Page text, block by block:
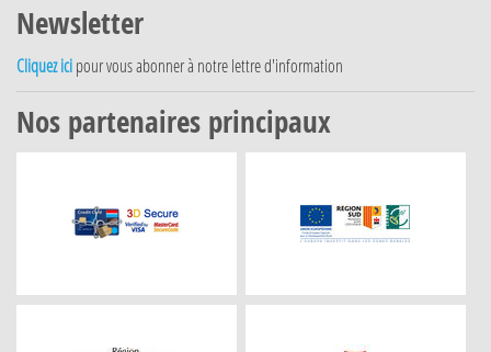
Newsletter
Cliquez ici pour vous abonner à notre lettre d'information
Nos partenaires principaux